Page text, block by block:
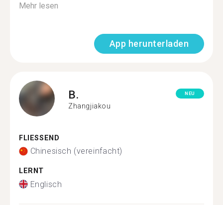
Mehr lesen
App herunterladen
B.
Zhangjiakou
NEU
FLIESSEND
Chinesisch (vereinfacht)
LERNT
Englisch